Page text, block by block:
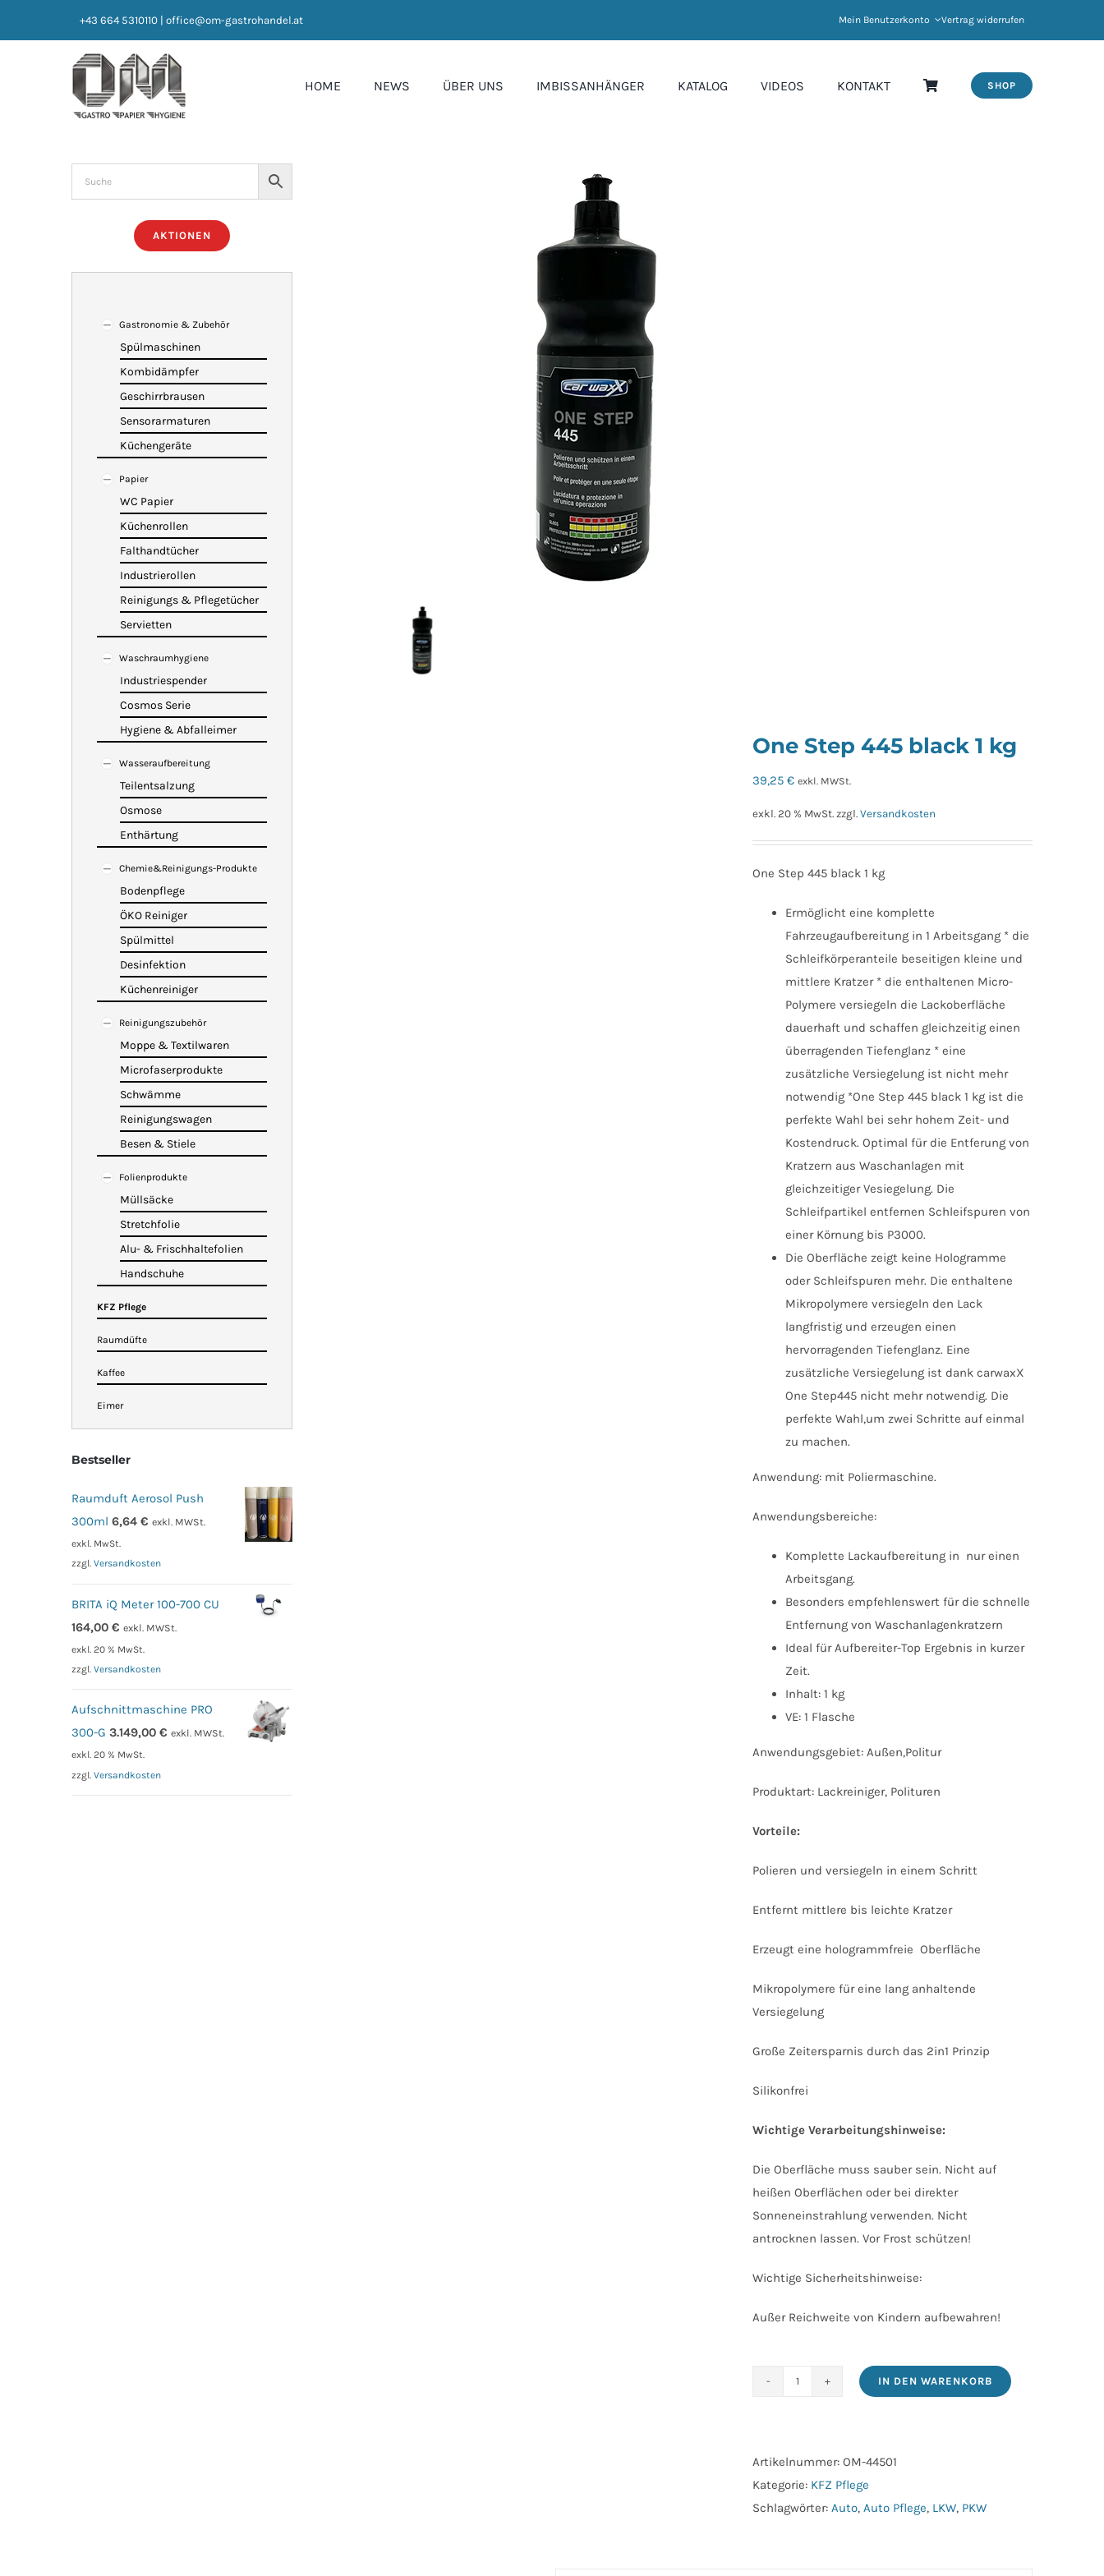
+43 664 5310110 office@om-gastrohandel.at Mein Benutzerkonto Vertrag widerrufen
HOME NEWS ÜBER UNS IMBISSANHÄNGER KATALOG VIDEOS KONTAKT SHOP
One Step 445 black 1 kg
39,25€ exkl. MWSt.
exkl. 20 % MwSt. zzgl.Versandkosten
One Step 445 black 1 kg
Ermöglicht eine komplette
Fahrzeugaufbereitung in 1 Arbeitsgang * die
Schleifkörperanteile beseitigen kleine und
mittlere Kratzer * die enthaltenen Micro-
Polymere versiegeln die Lackoberfläche
dauerhaft und schaffen gleichzeitig einen
überragenden Tiefenglanz * eine
zusätzliche Versiegelung ist nicht mehr
notwendig *One Step 445 black 1 kg ist die
perfekte Wahl bei sehr hohem Zeit- und
Kostendruck. Optimal für die Entferung von
Kratzern aus Waschanlagen mit
gleichzeitiger Vesiegelung. Die
Schleifpartikel entfernen Schleifspuren von
einer Körnung bis P3000.
Die Oberfläche zeigt keine Hologramme
oder Schleifspuren mehr. Die enthaltene
Mikropolymere versiegeln den Lack
langfristig und erzeugen einen
hervorragenden Tiefenglanz. Eine
zusätzliche Versiegelung ist dank carwaxX
One Step445 nicht mehr notwendig. Die
perfekte Wahl,um zwei Schritte auf einmal
zu machen.
Anwendung: mit Poliermaschine.
Anwendungsbereiche:
Komplette Lackaufbereitung in nur einen
Arbeitsgang.
Besonders empfehlenswert für die schnelle
Entfernung von Waschanlagenkratzern
Ideal für Aufbereiter-Top Ergebnis in kurzer
Zeit.
Inhalt: 1 kg
VE: 1 Flasche
Anwendungsgebiet: Außen,Politur
Produktart: Lackreiniger, Polituren
Vorteile:
Polieren und versiegeln in einem Schritt
Entfernt mittlere bis leichte Kratzer
Erzeugt eine hologrammfreie Oberfläche
Mikropolymere für eine lang anhaltende
Versiegelung
Große Zeitersparnis durch das 2in1 Prinzip
Silikonfrei
Wichtige Verarbeitungshinweise:
Die Oberfläche muss sauber sein. Nicht auf
heißen Oberflächen oder bei direkter
Sonneneinstrahlung verwenden. Nicht
antrocknen lassen. Vor Frost schützen!
Wichtige Sicherheitshinweise:
Außer Reichweite von Kindern aufbewahren!
black
1
kg
IN DEN WARENKORB
Artikelnummer:OM-44501
Kategorie: KFZ Pflege
Schlagwörter:Auto,Auto Pflege, LKW, PKW
AKTIONEN
Gastronomie & Zubehör
Spülmaschinen
Kombidämpfer
Geschirrbrausen
Sensorarmaturen
Küchengeräte
Papier
WC Papier
Küchenrollen
Falthandtücher
Industrierollen
Reinigungs & Pflegetücher
Servietten
Waschraumhygiene
Industriespender
Cosmos Serie
Hygiene & Abfalleimer
Wasseraufbereitung
Teilentsalzung
Osmose
Enthärtung
Chemie&Reinigungs-Produkte
Bodenpflege
ÖKO Reiniger
Spülmittel
Desinfektion
Küchenreiniger
Reinigungszubehör
Moppe & Textilwaren
Microfaserprodukte
Schwämme
Reinigungswagen
Besen & Stiele
Folienprodukte
Müllsäcke
Stretchfolie
Alu- & Frischhaltefolien
Handschuhe
KFZ Pflege
Raumdüfte
Kaffee
Eimer
Bestseller
Raumduft Aerosol Push
300ml 6,64 € exkl. MWSt.
exkl. MwSt.
zzgl. Versandkosten
BRITA iQ Meter 100-700 CU
164,00 € exkl. MWSt.
exkl. 20 % MwSt.
zzgl. Versandkosten
Aufschnittmaschine PRO
300-G 3.149,00 € exkl. MWSt.
exkl. 20 % MwSt.
zzgl. Versandkosten